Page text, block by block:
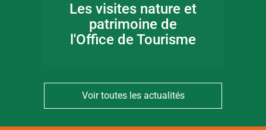
Les visites nature et
patrimoine de
l'Office de Tourisme
Voir toutes les actualités